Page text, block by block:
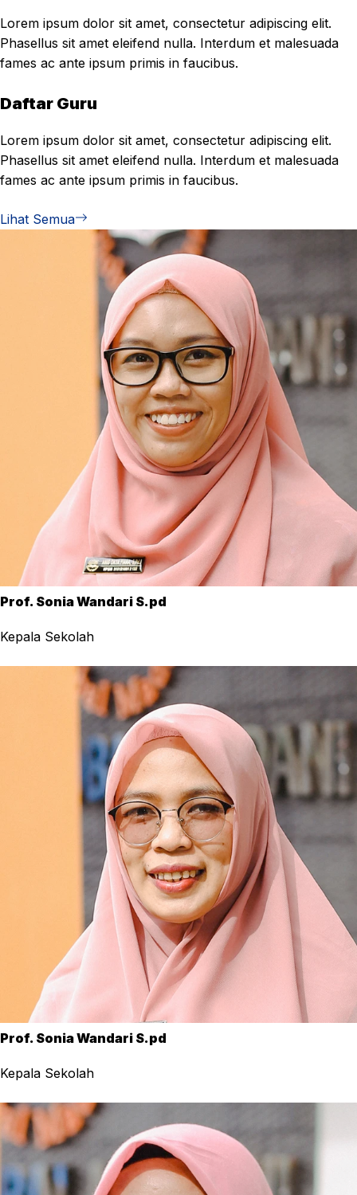
Lorem ipsum dolor sit amet, consectetur adipiscing elit.
Phasellus sit amet eleifend nulla. Interdum et malesuada
fames ac ante ipsum primis in faucibus.
Daftar Guru
Lorem ipsum dolor sit amet, consectetur adipiscing elit.
Phasellus sit amet eleifend nulla. Interdum et malesuada
fames ac ante ipsum primis in faucibus.
Lihat Semua
Prof. Sonia Wandari S.pd
Kepala Sekolah
Prof. Sonia Wandari S.pd
Kepala Sekolah